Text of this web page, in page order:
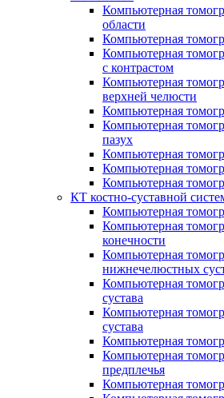
Компьютерная
области
Компьютерная
Компьютерная
с контрастом
Компьютерная
верхней челюсти
Компьютерная
Компьютерная
пазух
Компьютерная
Компьютерная
Компьютерная
КТ костно-суставной
Компьютерная
Компьютерная
конечности
Компьютерная
нижнечелюстных
Компьютерная
сустава
Компьютерная
сустава
Компьютерная
Компьютерная
предплечья
Компьютерная